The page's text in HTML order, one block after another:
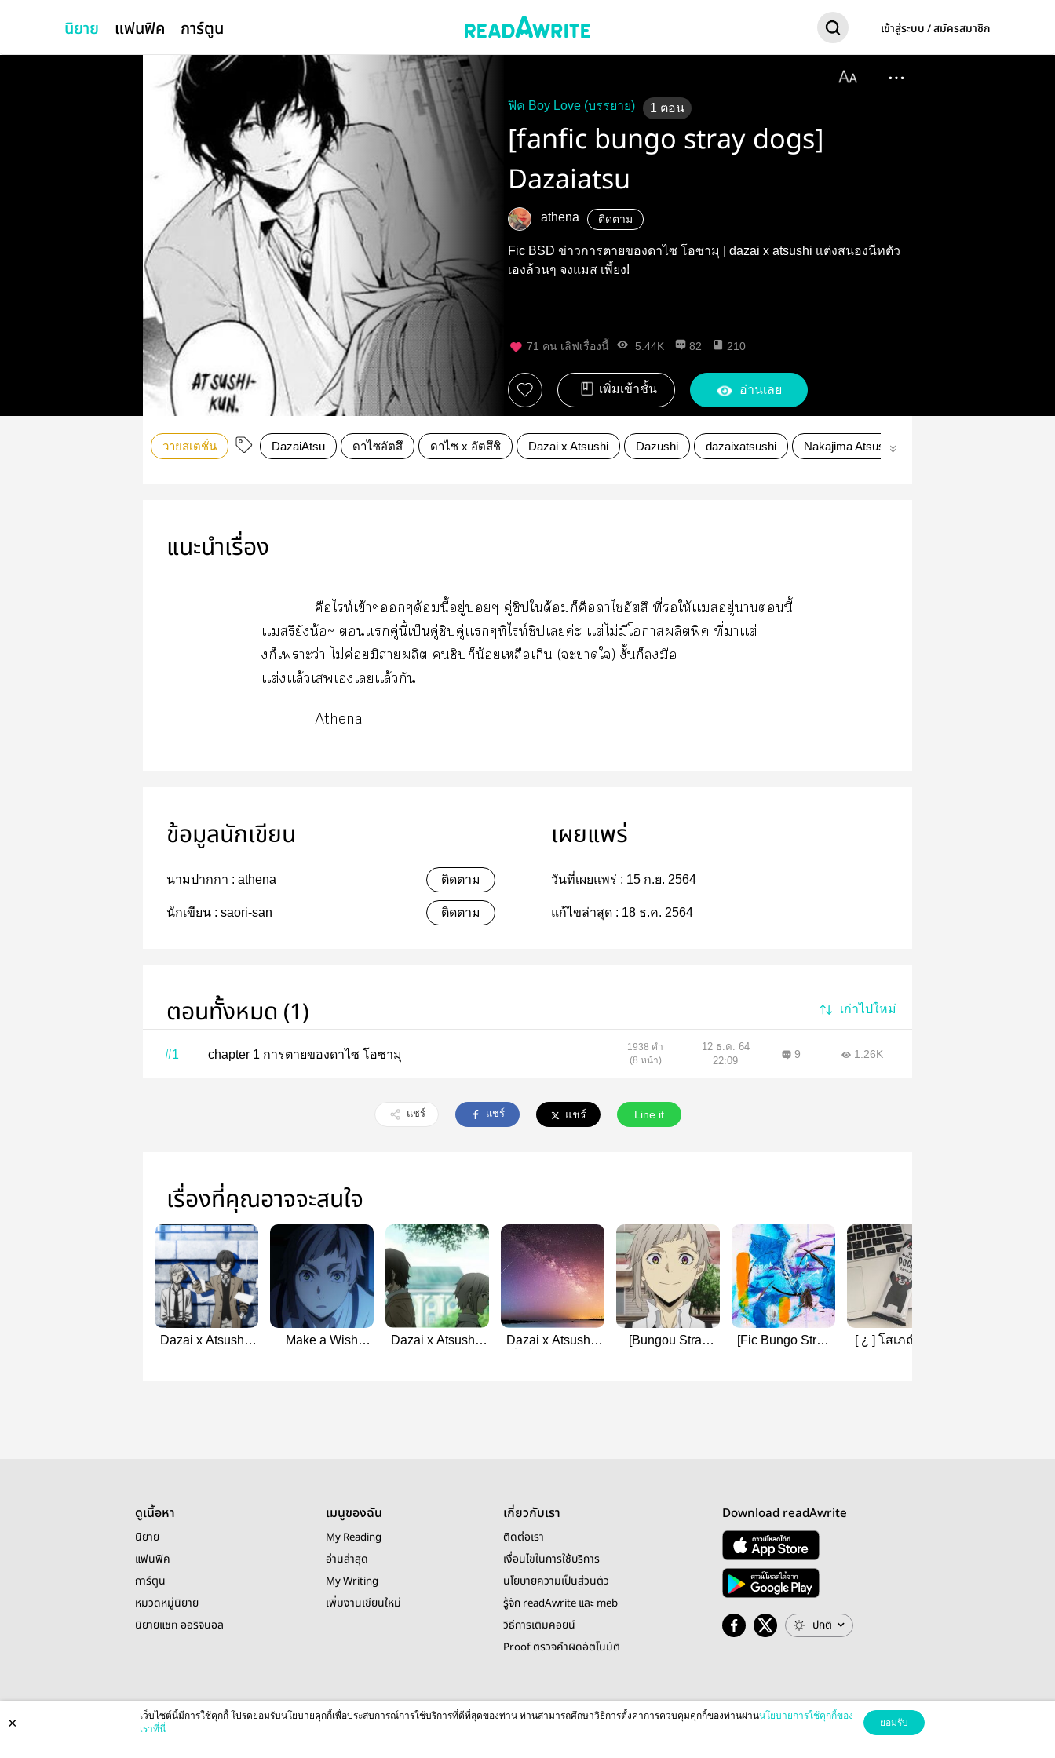
นิยาย แฟนฟิค การ์ตูน เข้าสู่ระบบ / สมัครสมาชิก
ฟิค Boy Love (บรรยาย) 1 ตอน
[fanfic bungo stray dogs]
Dazaiatsu
athena ติดตาม
Fic BSD ข่าวการตายของดาไซ โอซามุ | dazai x atsushi เเต่งสนองนีทตัว
เองล้วนๆ จงแมส เพี้ยง!
71 คน เลิฟเรื่องนี้ 5.44K 82 210
เพิ่มเข้าชั้น อ่านเลย
วายสเตชั่น DazaiAtsu ดาไซอัตสึ ดาไซ x อัตสึชิ Dazai x Atsushi Dazushi dazaixatsushi Nakajima Atsushi
แนะนำเรื่อง
คือไท์เข้าๆๆด้อมนี้อยู่บ่อยๆ คู่ชิปใด้อมก็คือาไอัตสึ ที่ให้เเสอยู่านี้
เเสรึยังน้อ~ เเคู่นี้เป็นคู่ชิปคู่เเๆที่ไท์ชิปเค่ะ เเต่ไม่มีโาผลิตฟิค ที่าเเต่
งก็เาะว่า ไม่ค่อยมีาผลิต ชิปก็น้อยเหลือเกิน (ะาใ) งั้นก็มือ
เเต่งเเล้วเเเเเล้วกัน
Athena
ข้อมูลนักเขียน
นามปากกา : athena ติดตาม
นักเขียน : saori-san ติดตาม
เผยแพร่
วันที่เผยแพร่ : 15 ก.ย. 2564
แก้ไขล่าสุด : 18 ธ.ค. 2564
ตอนทั้งหมด (1) เก่าไปใหม่
#1 chapter 1 การตายของดาไซ โอซามุ
1938 คำ
(8 หน้า)
12 ธ.ค. 64
22:09
9 1.26K
แชร์ แชร์ แชร์ Line it
เรื่องที่คุณอาจจะสนใจ
Dazai x Atsushi |
Make a Wish
Dazai x Atsushi |
Dazai x Atsushi |
[Bungou Stray
[Fic Bungo Stray
[ ¿ ] โสเภณี #All
ดูเนื้อหา
นิยาย
แฟนฟิค
การ์ตูน
หมวดหมู่นิยาย
นิยายแชท ออริจินอล
เมนูของฉัน
My Reading
อ่านล่าสุด
My Writing
เพิ่มงานเขียนใหม่
เกี่ยวกับเรา
ติดต่อเรา
เงื่อนไขในการใช้บริการ
นโยบายความเป็นส่วนตัว
รู้จัก readAwrite และ meb
วิธีการเติมคอยน์
Proof ตรวจคำผิดอัตโนมัติ
Download readAwrite
ปกติ
© 2026 readAwrite.com by MEB Corporation Public Company Limited
This site is protected by reCAPTCHA and the Google
× เว็บไซต์นี้มีการใช้คุกกี้ โปรดยอมรับนโยบายคุกกี้เพื่อประสบการณ์การใช้บริการที่ดีที่สุดของท่าน ท่านสามารถศึกษาวิธีการตั้งค่าการควบคุมคุกกี้ของท่านผ่านนโยบายการใช้คุกกี้ของ
เราที่นี่
ยอมรับ